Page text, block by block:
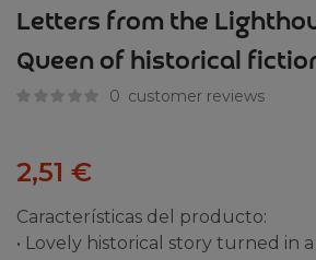
Letters from the
Queen of historical
0 customer reviews
2,51 €
Características del producto:
• Lovely historical story turned in